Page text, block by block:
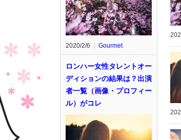
2020/2/6 Gourmet
ロンハー女性タレントオー
ディションの結果は？出演
者一覧（画像・プロフィー
ル）がコレ